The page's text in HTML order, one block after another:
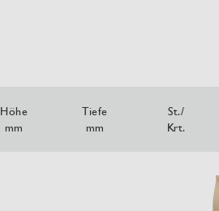
Höhe
mm
Tiefe
mm
St./
Krt.